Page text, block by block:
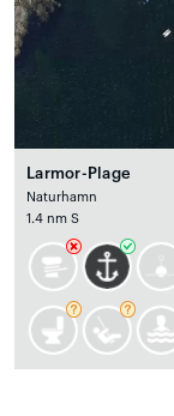
Larmor-Plage
Naturhamn
1.4 nm S